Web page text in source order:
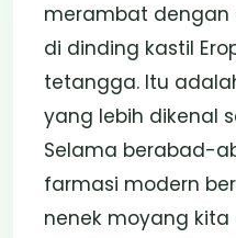
merambat dengan
di dinding kastil
tetangga. Itu
yang lebih dikenal
Selama berabad-
farmasi modern
nenek moyang kita